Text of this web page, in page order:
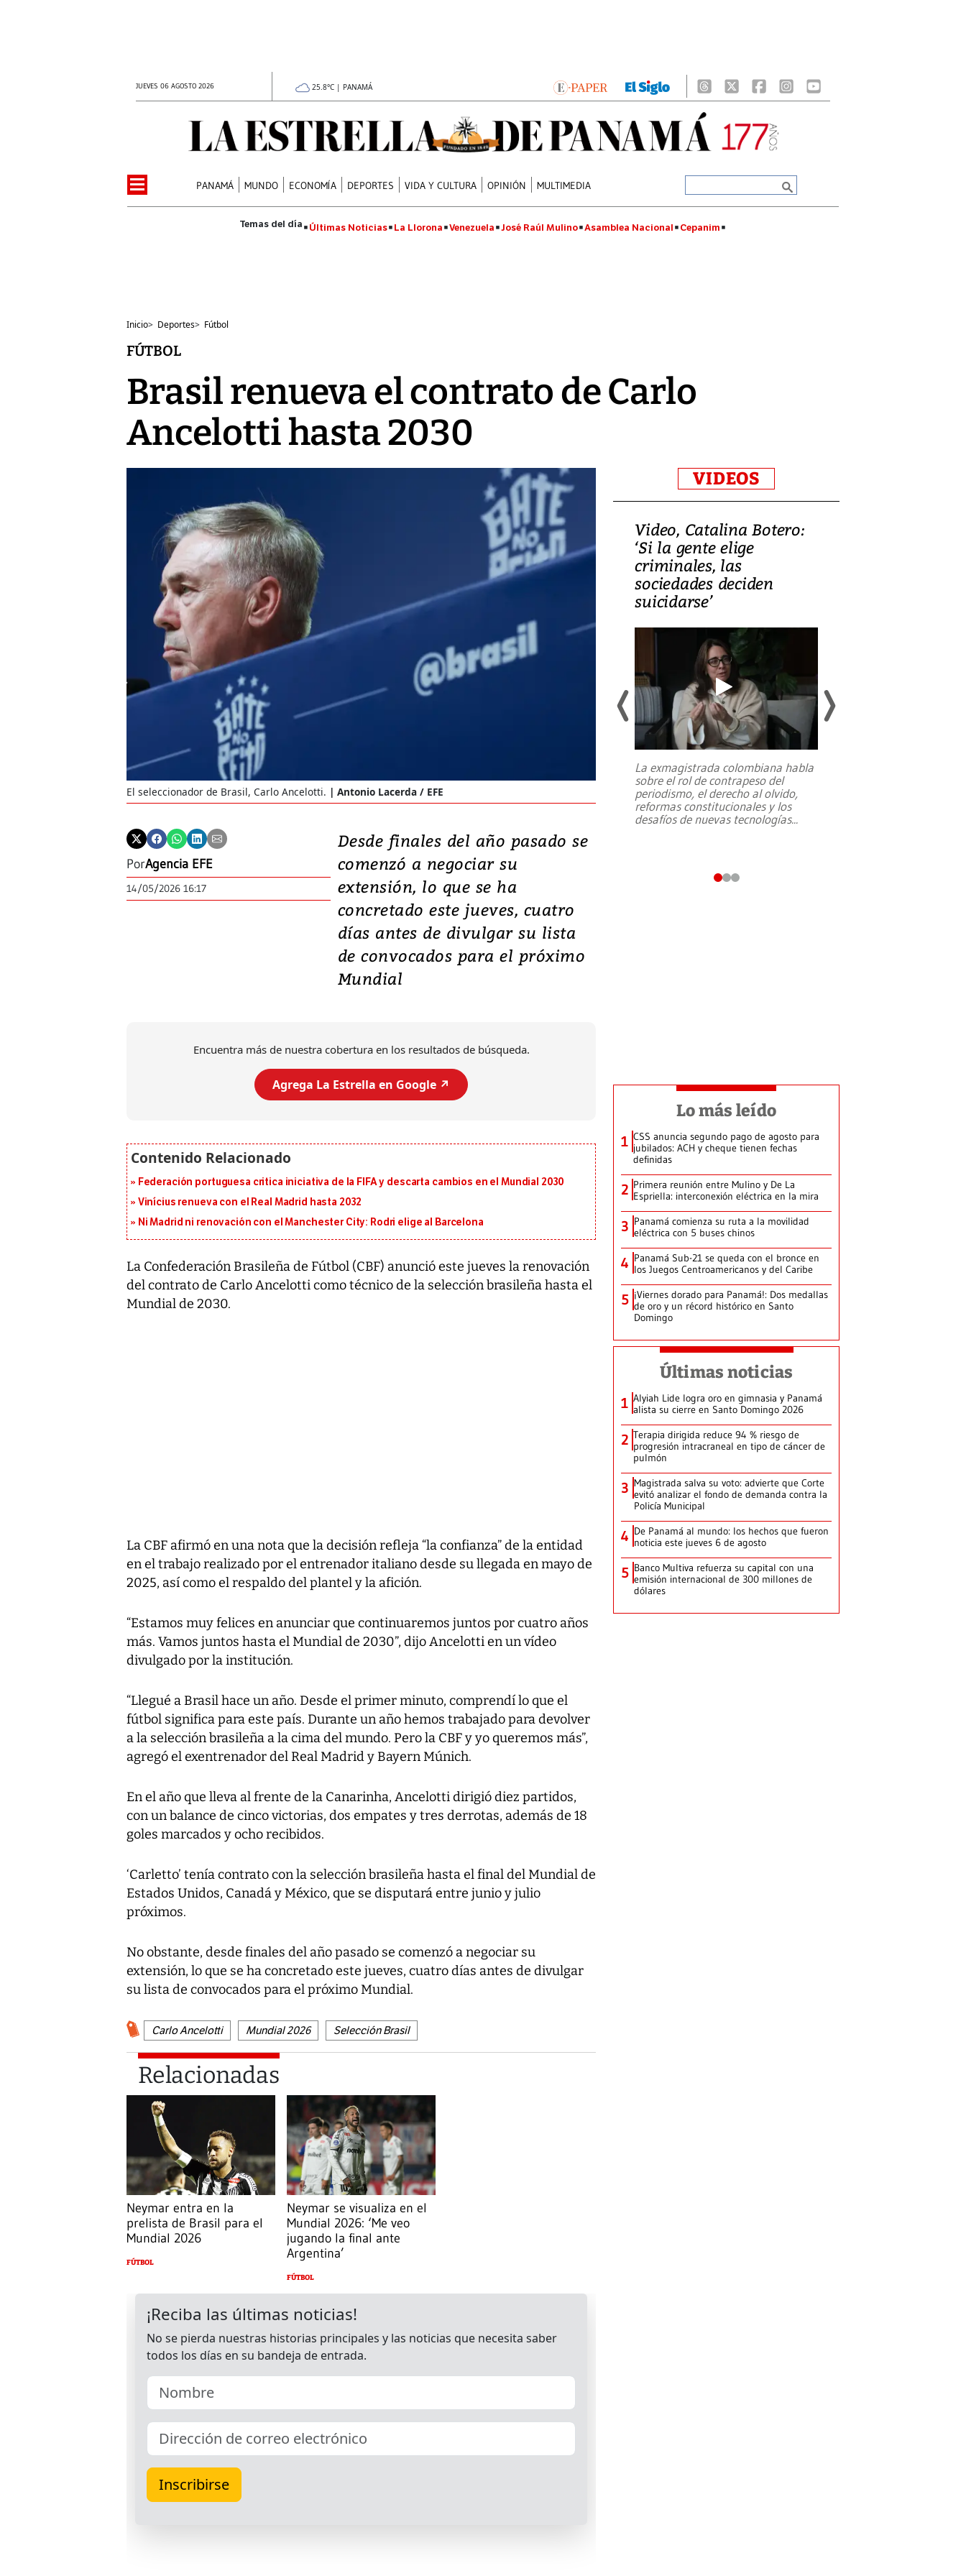
JUEVES 06 AGOSTO 2026 25.8°C | PANAMÁ
PANAMÁ MUNDO ECONOMÍA DEPORTES VIDA Y CULTURA OPINIÓN MULTIMEDIA
Últimas Noticias La Llorona Venezuela José Raúl Mulino Asamblea Nacional Cepanim
Inicio> Deportes> Fútbol
FÚTBOL
Brasil renueva el contrato de Carlo
Ancelotti hasta 2030
El seleccionador de Brasil, Carlo Ancelotti. Antonio Lacerda / EFE
PorAgencia EFE
14/05/2026 16:17
Desde finales del año pasado se
comenzó a negociar su
extensión, lo que se ha
concretado este jueves, cuatro
días antes de divulgar su lista
de convocados para el próximo
Mundial
Encuentra más de nuestra cobertura en los resultados de búsqueda.
Agrega La Estrella en Google ↗️
Federación portuguesa critica iniciativa de la FIFA y descarta cambios en el Mundial 2030
Vinícius renueva con el Real Madrid hasta 2032
Ni Madrid ni renovación con el Manchester City: Rodri elige al Barcelona
La Confederación Brasileña de Fútbol (CBF) anunció este jueves la renovación
del contrato de Carlo Ancelotti como técnico de la selección brasileña hasta el
Mundial de 2030.
La CBF afirmó en una nota que la decisión refleja “la confianza” de la entidad
en el trabajo realizado por el entrenador italiano desde su llegada en mayo de
2025, así como el respaldo del plantel y la afición.
“Estamos muy felices en anunciar que continuaremos juntos por cuatro años
más. Vamos juntos hasta el Mundial de 2030”, dijo Ancelotti en un vídeo
divulgado por la institución.
“Llegué a Brasil hace un año. Desde el primer minuto, comprendí lo que el
fútbol significa para este país. Durante un año hemos trabajado para devolver
a la selección brasileña a la cima del mundo. Pero la CBF y yo queremos más”,
agregó el exentrenador del Real Madrid y Bayern Múnich.
En el año que lleva al frente de la Canarinha, Ancelotti dirigió diez partidos,
con un balance de cinco victorias, dos empates y tres derrotas, además de 18
goles marcados y ocho recibidos.
‘Carletto’ tenía contrato con la selección brasileña hasta el final del Mundial de
Estados Unidos, Canadá y México, que se disputará entre junio y julio
próximos.
No obstante, desde finales del año pasado se comenzó a negociar su
extensión, lo que se ha concretado este jueves, cuatro días antes de divulgar
su lista de convocados para el próximo Mundial.
Carlo Ancelotti Mundial 2026 Selección Brasil
Relacionadas
Neymar entra en la
prelista de Brasil para el
Mundial 2026
FÚTBOL
Neymar se visualiza en el
Mundial 2026: ‘Me veo
jugando la final ante
Argentina’
FÚTBOL
VIDEOS
Video, Japón: Terremoto
deja heridos y graves
daños en Kumamoto
emergencia de gran...
Video, Catalina Botero:
‘Si la gente elige
criminales, las
sociedades deciden
suicidarse’
La exmagistrada colombiana habla
sobre el rol de contrapeso del
periodismo, el derecho al olvido,
reformas constitucionales y los
desafíos de nuevas tecnologías...
Lo más leído
1 CSS anuncia segundo pago de agosto para
jubilados: ACH y cheque tienen fechas
definidas
2 Primera reunión entre Mulino y De La
Espriella: interconexión eléctrica en la mira
3 Panamá comienza su ruta a la movilidad
eléctrica con 5 buses chinos
4 Panamá Sub-21 se queda con el bronce en
los Juegos Centroamericanos y del Caribe
5 ¡Viernes dorado para Panamá!: Dos medallas
de oro y un récord histórico en Santo
Domingo
Últimas noticias
1 Alyiah Lide logra oro en gimnasia y Panamá
alista su cierre en Santo Domingo 2026
2 Terapia dirigida reduce 94 % riesgo de
progresión intracraneal en tipo de cáncer de
pulmón
3 Magistrada salva su voto: advierte que Corte
evitó analizar el fondo de demanda contra la
Policía Municipal
4 De Panamá al mundo: los hechos que fueron
noticia este jueves 6 de agosto
5 Banco Multiva refuerza su capital con una
emisión internacional de 300 millones de
dólares